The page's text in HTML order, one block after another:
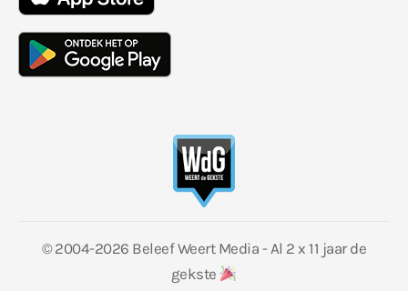
© 2004-2026 Beleef Weert Media - Al 2 x 11 jaar de
gekste